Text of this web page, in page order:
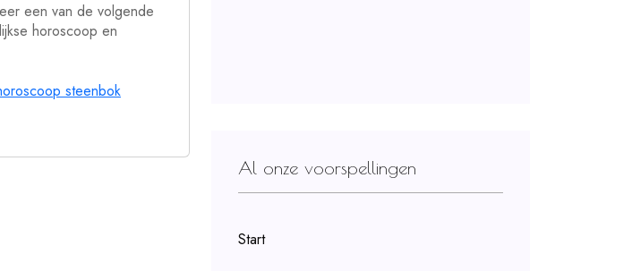
een van de volgende
horoscoop en
steenbok
Al onze voorspellingen
Start